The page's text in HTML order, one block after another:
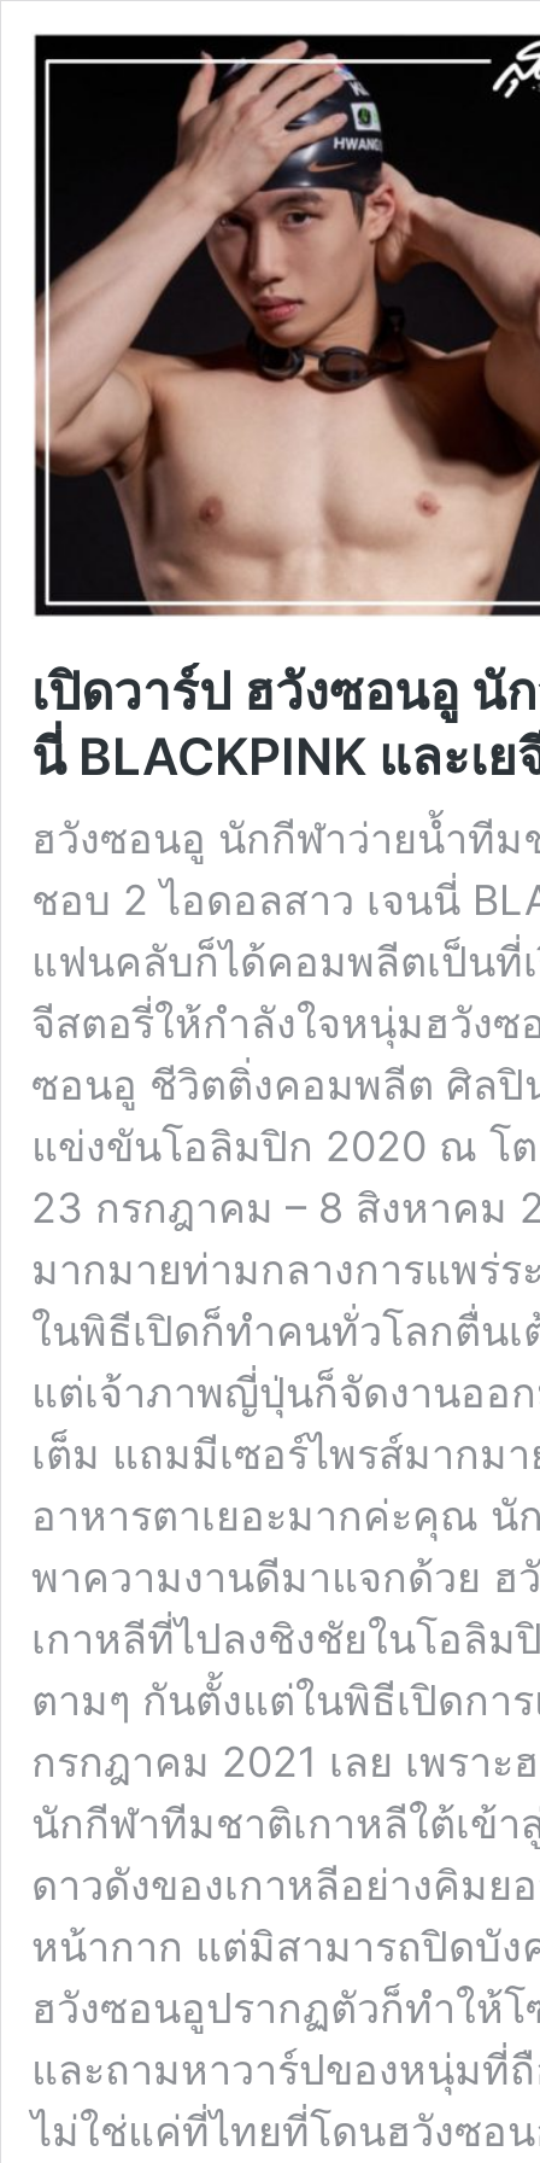
เปิดวาร์ป ฮวังซอนอู นั
นี่ BLACKPINK และเ
ฮวังซอนอู นักกีฬาว่ายน้ำที
ชอบ 2 ไอดอลสาว เจนนี่
แฟนคลับก็ได้คอมพลีตเป็นที่
จีสตอรี่ให้กำลังใจหนุ่มฮวัง
ซอนอู ชีวิตติ่งคอมพลีต ศิลปิ
แข่งขันโอลิมปิก 2020 ณ โ
23 กรกฎาคม – 8 สิงหาคม
มากมายท่ามกลางการแพร่
ในพิธีเปิดก็ทำคนทั่วโลกตื่นเ
แต่เจ้าภาพญี่ปุ่นก็จัดงานออ
เต็ม แถมมีเซอร์ไพรส์มากม
อาหารตาเยอะมากค่ะคุณ นั
พาความงานดีมาแจกด้วย
เกาหลีที่ไปลงชิงชัยในโอลิ
ตามๆ กันตั้งแต่ในพิธีเปิดกา
กรกฎาคม 2021 เลย เพรา
นักกีฬาทีมชาติเกาหลีใต้เข้
ดาวดังของเกาหลีอย่างคิม
หน้ากาก แต่มิสามารถปิดบั
ฮวังซอนอูปรากฏตัวก็ทำให้
และถามหาวาร์ปของหนุ่มที่
ไม่ใช่แค่ที่ไทยที่โดนฮวังซอ